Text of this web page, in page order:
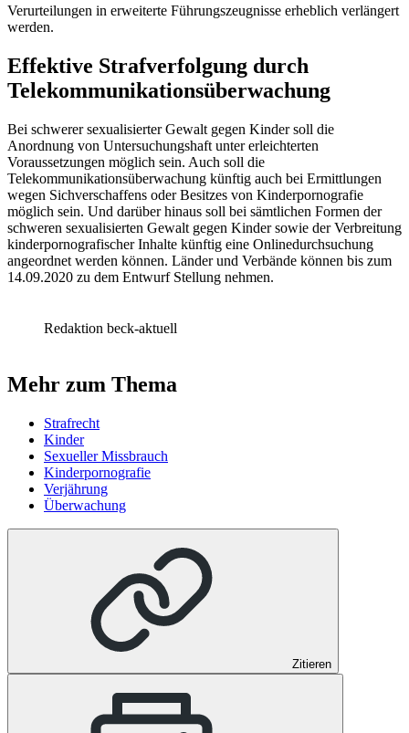
Verurteilungen in erweiterte Führungszeugnisse erheblich verlängert
werden.
Effektive Strafverfolgung durch
Telekommunikationsüberwachung
Bei schwerer sexualisierter Gewalt gegen Kinder soll die
Anordnung von Untersuchungshaft unter erleichterten
Voraussetzungen möglich sein. Auch soll die
Telekommunikationsüberwachung künftig auch bei Ermittlungen
wegen Sichverschaffens oder Besitzes von Kinderpornografie
möglich sein. Und darüber hinaus soll bei sämtlichen Formen der
schweren sexualisierten Gewalt gegen Kinder sowie der Verbreitung
kinderpornografischer Inhalte künftig eine Onlinedurchsuchung
angeordnet werden können. Länder und Verbände können bis zum
14.09.2020 zu dem Entwurf Stellung nehmen.
Redaktion beck-aktuell
Mehr zum Thema
Strafrecht
Kinder
Sexueller Missbrauch
Kinderpornografie
Verjährung
Überwachung
Zitieren